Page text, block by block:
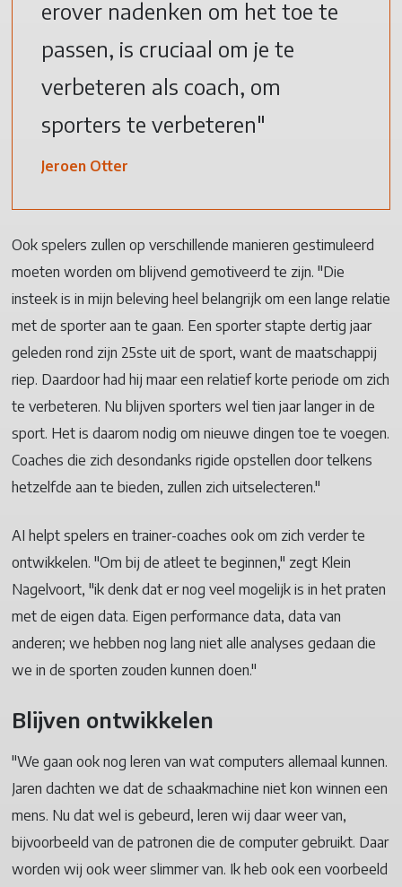
erover nadenken om het toe te
passen, is cruciaal om je te
verbeteren als coach, om
sporters te verbeteren"
Jeroen Otter
Ook spelers zullen op verschillende manieren gestimuleerd
moeten worden om blijvend gemotiveerd te zijn. "Die
insteek is in mijn beleving heel belangrijk om een lange relatie
met de sporter aan te gaan. Een sporter stapte dertig jaar
geleden rond zijn 25ste uit de sport, want de maatschappij
riep. Daardoor had hij maar een relatief korte periode om zich
te verbeteren. Nu blijven sporters wel tien jaar langer in de
sport. Het is daarom nodig om nieuwe dingen toe te voegen.
Coaches die zich desondanks rigide opstellen door telkens
hetzelfde aan te bieden, zullen zich uitselecteren."
AI helpt spelers en trainer-coaches ook om zich verder te
ontwikkelen. "Om bij de atleet te beginnen," zegt Klein
Nagelvoort, "ik denk dat er nog veel mogelijk is in het praten
met de eigen data. Eigen performance data, data van
anderen; we hebben nog lang niet alle analyses gedaan die
we in de sporten zouden kunnen doen."
Blijven ontwikkelen
"We gaan ook nog leren van wat computers allemaal kunnen.
Jaren dachten we dat de schaakmachine niet kon winnen een
mens. Nu dat wel is gebeurd, leren wij daar weer van,
bijvoorbeeld van de patronen die de computer gebruikt. Daar
worden wij ook weer slimmer van. Ik heb ook een voorbeeld